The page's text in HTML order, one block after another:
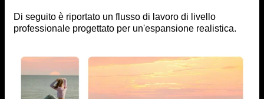
Di seguito è riportato un flusso di lavoro di livello
professionale progettato per un'espansione realistica.